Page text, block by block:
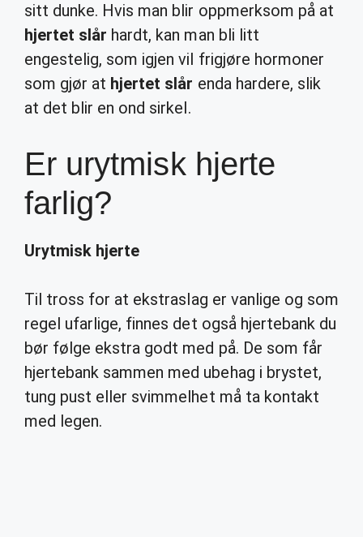
sitt dunke. Hvis man blir oppmerksom på at
hjertet slår hardt, kan man bli litt
engestelig, som igjen vil frigjøre hormoner
som gjør at hjertet slår enda hardere, slik
at det blir en ond sirkel.
Er urytmisk hjerte
farlig?
Urytmisk hjerte
Til tross for at ekstraslag er vanlige og som
regel ufarlige, finnes det også hjertebank du
bør følge ekstra godt med på. De som får
hjertebank sammen med ubehag i brystet,
tung pust eller svimmelhet må ta kontakt
med legen.